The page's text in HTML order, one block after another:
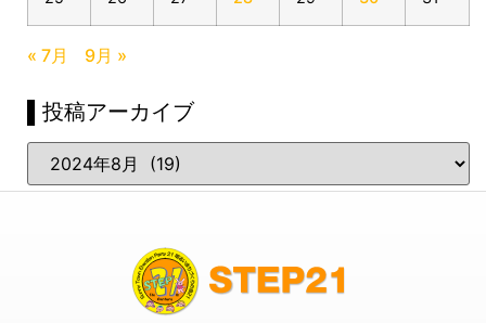
« 7月 9月 »
▌投稿アーカイブ